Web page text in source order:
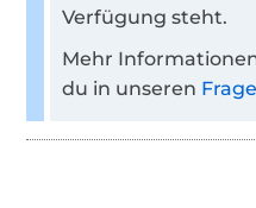
Verfügung steht.
Mehr
du in unseren